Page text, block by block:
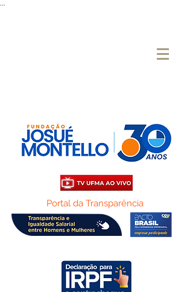
Portal da Transparência